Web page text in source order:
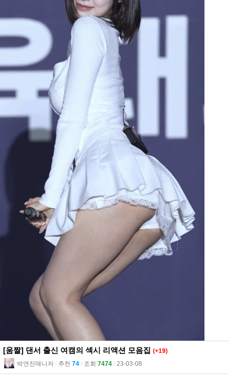
[움짤] 댄서 출신 여캠의 섹시 리액션 모음집 (+19)
박연진매니저 l 추천 74 l 조회 7474 l 23-03-08